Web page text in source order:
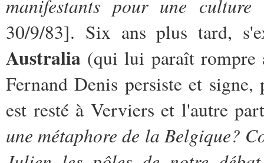
manifestants pour une
30/9/83]. Six ans plus tard,
Australia (qui lui paraît rompre
Fernand Denis persiste et
est resté à Verviers et l'autre
une métaphore de la Belgique?